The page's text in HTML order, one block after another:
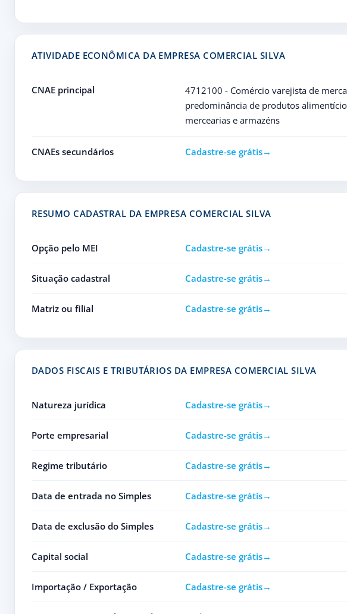
ATIVIDADE ECONÔMICA DA EMPRESA COMERCIAL SILVA
CNAE principal
4712100 - Comércio varejista de
predominância de produtos
mercearias e armazéns
CNAEs secundários Cadastre-se grátis
RESUMO CADASTRAL DA EMPRESA COMERCIAL SILVA
Opção pelo MEI Cadastre-se grátis
Situação cadastral Cadastre-se grátis
Matriz ou filial Cadastre-se grátis
DADOS FISCAIS E TRIBUTÁRIOS DA EMPRESA COMERCIAL SILVA
Natureza jurídica Cadastre-se grátis
Porte empresarial Cadastre-se grátis
Regime tributário Cadastre-se grátis
Data de entrada no Simples Cadastre-se grátis
Data de exclusão do Simples Cadastre-se grátis
Capital social Cadastre-se grátis
Importação / Exportação Cadastre-se grátis